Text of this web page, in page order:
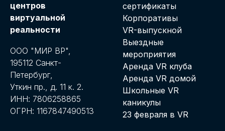
центров
виртуальной
реальности
ООО "МИР ВР",
195112 Санкт-
Петербург,
Уткин пр., д. 11 к. 2.
ИНН: 7806258865
ОГРН: 1167847490513
сертификаты
Корпоративы
VR-выпускной
Выездные
мероприятия
Аренда VR клуба
Аренда VR домой
Школьные VR
каникулы
23 февраля в VR